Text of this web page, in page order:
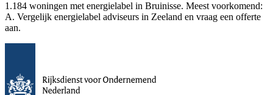
1.184 woningen met energielabel in Bruinisse. Meest voorkomend:
A. Vergelijk energielabel adviseurs in Zeeland en vraag een offerte
aan.